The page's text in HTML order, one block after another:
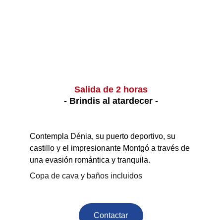
Salida de 2 horas
- Brindis al atardecer -
Contempla Dénia, su puerto deportivo, su
castillo y el impresionante Montgó a través de
una evasión romántica y tranquila.
Copa de cava y baños incluidos
Contactar